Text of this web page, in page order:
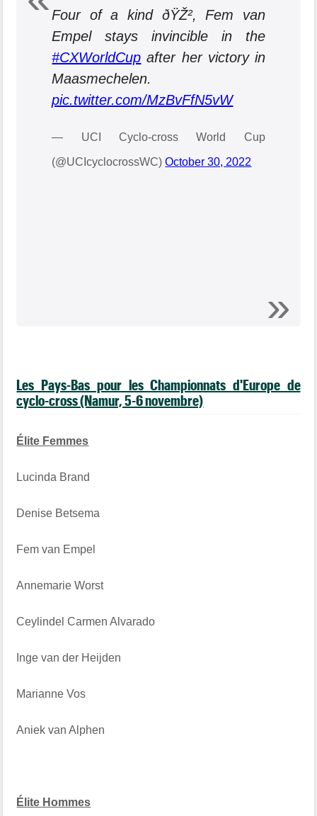
Four of a kind ðŸŽ², Fem van
Empel stays invincible in the
#CXWorldCup after her victory in
Maasmechelen.
pic.twitter.com/MzBvFfN5vW
— UCI Cyclo-cross World Cup
(@UCIcyclocrossWC)October 30, 2022
Les Pays-Bas pour les Championnats d'Europe de
cyclo-cross (Namur, 5-6 novembre)
Élite Femmes
Lucinda Brand
Denise Betsema
Fem van Empel
Annemarie Worst
Ceylindel Carmen Alvarado
Inge van der Heijden
Marianne Vos
Aniek van Alphen
Élite Hommes